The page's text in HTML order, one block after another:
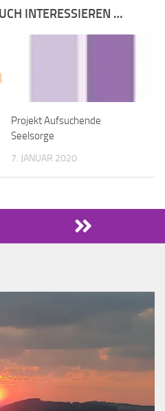
INTERESSIEREN …
Projekt Aufsuchende
Seelsorge
7. JANUAR 2020